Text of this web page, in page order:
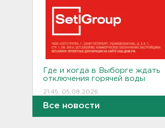
Где и когда в Выборге ждать
отключения горячей воды
21:45, 05.08.2026
Показываем канал и лодку,
Все новости